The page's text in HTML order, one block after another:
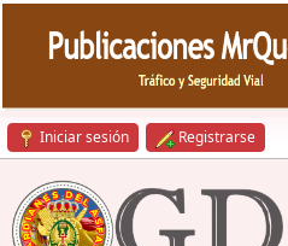
Iniciar sesión Registrarse